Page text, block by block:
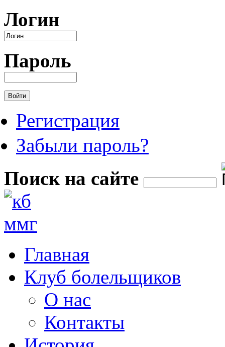
Перейти к основному содержанию
Логин
Пароль
Регистрация
Забыли пароль?
Форма поиска
Поиск на сайте
Главная
Клуб болельщиков
О нас
Контакты